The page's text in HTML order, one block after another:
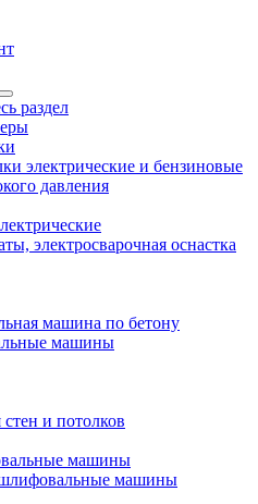
раздел
электрические и бензиновые
давления
электросварочная оснастка
машина по бетону
машины
и потолков
машины
машины